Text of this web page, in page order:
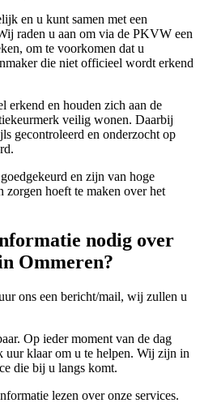
en u kunt samen met een
raden u aan om via de PKVW een
om te voorkomen dat u
die niet officieel wordt erkend
erkend en houden zich aan de
veilig wonen. Daarbij
gecontroleerd en onderzocht op
en zijn van hoge
hoeft te maken over het
nodig over
Ommeren?
ons een bericht/mail, wij zullen u
Op ieder moment van de dag
uur klaar om u te helpen. Wij zijn in
die bij u langs komt.
lezen over onze services.